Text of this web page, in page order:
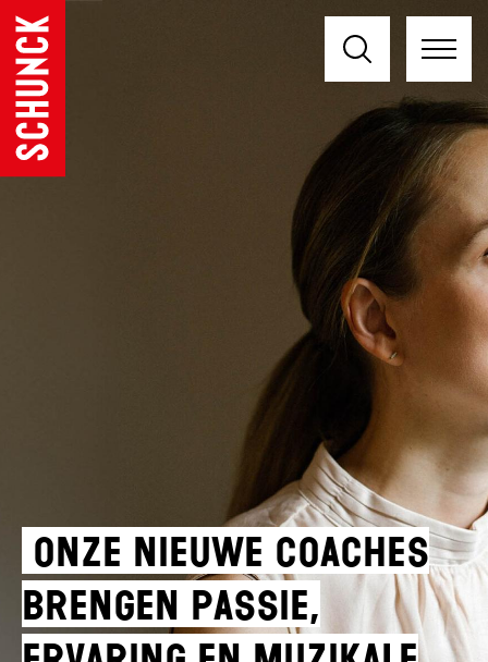
Onze nieuwe coaches
brengen passie,